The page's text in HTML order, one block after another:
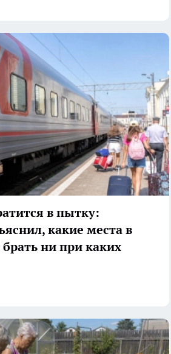
в пытку:
какие места в
брать ни при каких